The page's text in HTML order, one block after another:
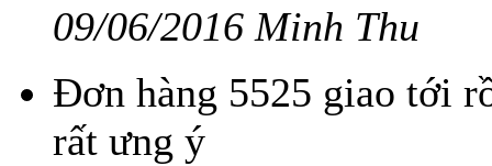
09/06/2016 Minh Thu
Đơn hàng 5525 giao tới
rất ưng ý